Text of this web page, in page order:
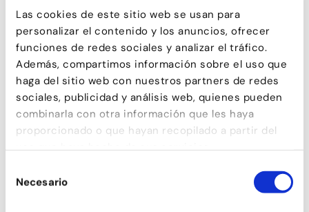
Las cookies de este sitio web se usan para
personalizar el contenido y los anuncios, ofrecer
funciones de redes sociales y analizar el tráfico.
Además, compartimos información sobre el uso que
haga del sitio web con nuestros partners de redes
sociales, publicidad y análisis web, quienes pueden
combinarla con otra información que les haya
proporcionado o que hayan recopilado a partir del
uso que haya hecho de sus servicios.
deNecesario
CONTEMPORANI